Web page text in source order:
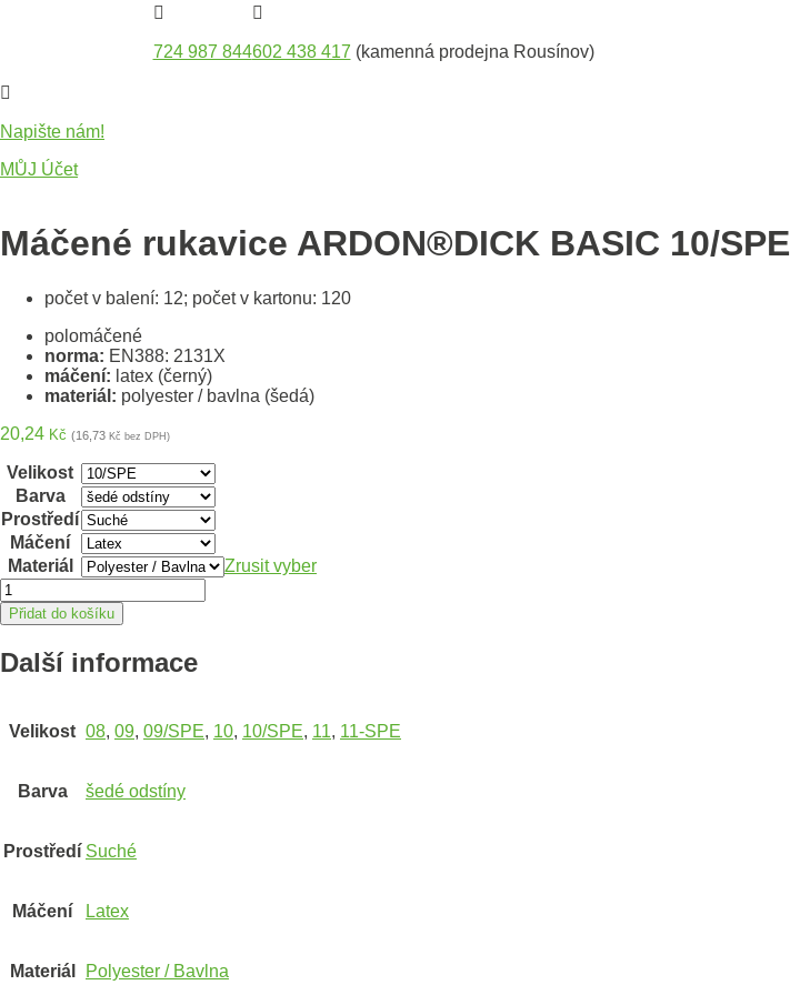

724 987 844

602 438 417 (kamenná prodejna Rousínov)

Napište nám!
MŮJ Účet
Máčené rukavice ARDON®DICK BASIC 10/SPE
počet v balení: 12; počet v kartonu: 120
polomáčené
norma: EN388: 2131X
máčení: latex (černý)
materiál: polyester / bavlna (šedá)
20,24 Kč (16,73 Kč bez DPH)
Velikost
Barva
Prostředí
Máčení
Materiál
Zrusit vyber
Máčené
rukavice
ARDON®DICK
10/SPE
Přidat do košíku
Další informace
Velikost 08, 09, 09/SPE, 10, 10/SPE, 11, 11-SPE
Barva šedé odstíny
Prostředí Suché
Máčení Latex
Materiál Polyester / Bavlna